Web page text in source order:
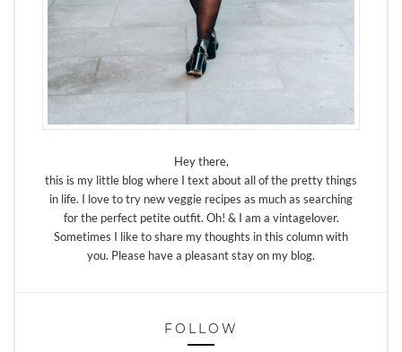
Hey there,
this is my little blog where I text about all of the pretty things
in life. I love to try new veggie recipes as much as searching
for the perfect petite outfit. Oh! & I am a vintagelover.
Sometimes I like to share my thoughts in this column with
you. Please have a pleasant stay on my blog.
FOLLOW